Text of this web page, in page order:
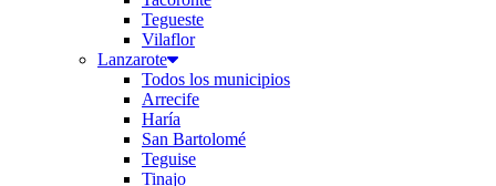
Tegueste
Vilaflor
Lanzarote
Todos los municipios
Arrecife
Haría
San Bartolomé
Teguise
Tinajo